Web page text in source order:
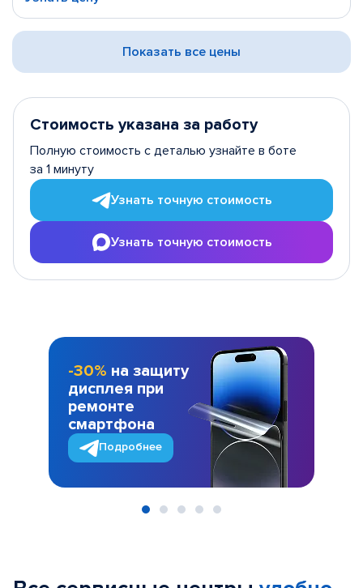
Показать все цены
Стоимость указана за работу
Полную стоимость с деталью узнайте в боте
за 1 минуту
Узнать точную стоимость
Узнать точную стоимость
-30% на защиту
дисплея при
ремонте
смартфона
Подробнее